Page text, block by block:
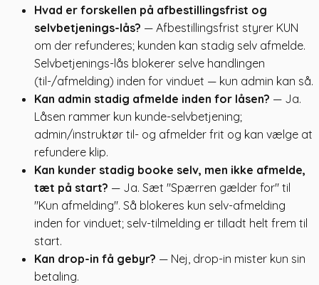
Hvad er forskellen på afbestillingsfrist og
selvbetjenings-lås? — Afbestillingsfrist styrer KUN
om der refunderes; kunden kan stadig selv afmelde.
Selvbetjenings-lås blokerer selve handlingen
(til-/afmelding) inden for vinduet — kun admin kan så.
Kan admin stadig afmelde inden for låsen? — Ja.
Låsen rammer kun kunde-selvbetjening;
admin/instruktør til- og afmelder frit og kan vælge at
refundere klip.
Kan kunder stadig booke selv, men ikke afmelde,
tæt på start? — Ja. Sæt "Spærren gælder for" til
"Kun afmelding". Så blokeres kun selv-afmelding
inden for vinduet; selv-tilmelding er tilladt helt frem til
start.
Kan drop-in få gebyr? — Nej, drop-in mister kun sin
betaling.